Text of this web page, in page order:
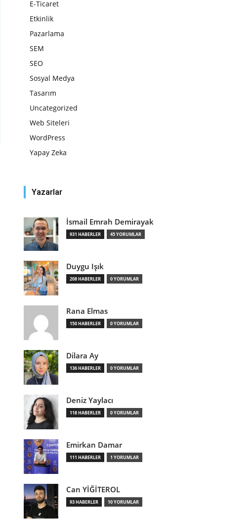
E-Ticaret
Etkinlik
Pazarlama
SEM
SEO
Sosyal Medya
Tasarım
Uncategorized
Web Siteleri
WordPress
Yapay Zeka
Yazarlar
İsmail Emrah Demirayak
931 HABERLER 45 YORUMLAR
Duygu Işık
208 HABERLER 0 YORUMLAR
Rana Elmas
150 HABERLER 0 YORUMLAR
Dilara Ay
136 HABERLER 0 YORUMLAR
Deniz Yaylacı
118 HABERLER 0 YORUMLAR
Emirkan Damar
111 HABERLER 1 YORUMLAR
Can YİĞİTEROL
93 HABERLER 10 YORUMLAR